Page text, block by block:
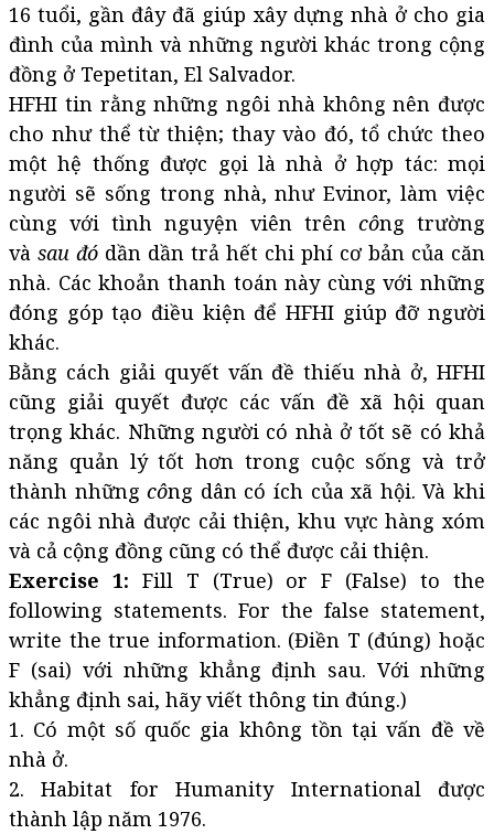
16 tuổi, gần đây đã giúp xây dựng nhà ở cho gia
đình của mình và những người khác trong cộng
đồng ở Tepetitan, El Salvador.
HFHI tin rằng những ngôi nhà không nên được
cho như thể từ thiện; thay vào đó, tổ chức theo
một hệ thống được gọi là nhà ở hợp tác: mọi
người sẽ sống trong nhà, như Evinor, làm việc
cùng với tình nguyện viên trên công trường
và sau đó dần dần trả hết chi phí cơ bản của căn
nhà. Các khoản thanh toán này cùng với những
đóng góp tạo điều kiện để HFHI giúp đỡ người
khác.
Bằng cách giải quyết vấn đề thiếu nhà ở, HFHI
cũng giải quyết được các vấn đề xã hội quan
trọng khác. Những người có nhà ở tốt sẽ có khả
năng quản lý tốt hơn trong cuộc sống và trở
thành nhữngcông dân có ích của xã hội. Và khi
các ngôi nhà được cải thiện, khu vực hàng xóm
và cả cộng đồng cũng có thể được cải thiện.
Exercise 1: Fill T (True) or F (False) to the
following statements. For the false statement,
write the true information. (Điền T (đúng) hoặc
F (sai) với những khẳng định sau. Với những
khẳng định sai, hãy viết thông tin đúng.)
1. Có một số quốc gia không tồn tại vấn đề về
nhà ở.
2. Habitat for Humanity International được
thành lập năm 1976.